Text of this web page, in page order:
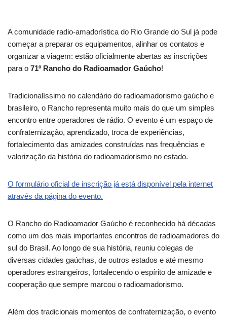
A comunidade radio-amadorística do Rio Grande do Sul já pode
começar a preparar os equipamentos, alinhar os contatos e
organizar a viagem: estão oficialmente abertas as inscrições
para o 71º Rancho do Radioamador Gaúcho!
Tradicionalíssimo no calendário do radioamadorismo gaúcho e
brasileiro, o Rancho representa muito mais do que um simples
encontro entre operadores de rádio. O evento é um espaço de
confraternização, aprendizado, troca de experiências,
fortalecimento das amizades construídas nas frequências e
valorização da história do radioamadorismo no estado.
O formulário oficial de inscrição já está disponível pela internet
através da página do evento.
O Rancho do Radioamador Gaúcho é reconhecido há décadas
como um dos mais importantes encontros de radioamadores do
sul do Brasil. Ao longo de sua história, reuniu colegas de
diversas cidades gaúchas, de outros estados e até mesmo
operadores estrangeiros, fortalecendo o espírito de amizade e
cooperação que sempre marcou o radioamadorismo.
Além dos tradicionais momentos de confraternização, o evento